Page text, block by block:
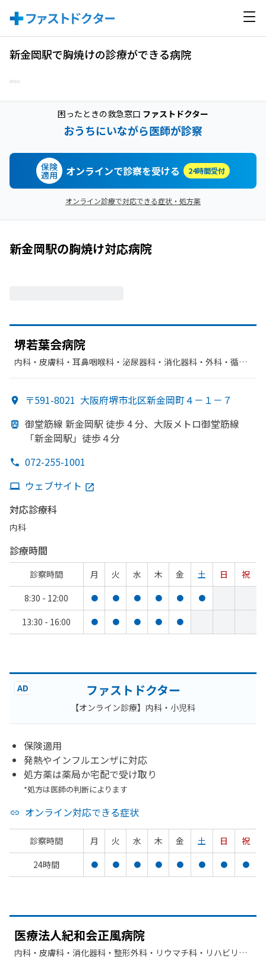
新金岡駅で胸焼けの診療ができる病院
困ったときの救急窓口 ファストドクター
おうちにいながら医師が診察
保険
適用 オンラインで診察を受ける 24時間受付
オンライン診療で対応できる症状・処方薬
新金岡駅の胸焼け対応病院
堺若葉会病院
内科・​皮膚科・​耳鼻咽喉科・​泌尿器科・​消化器科・​外科・​循環
〒591-8021 大阪府堺市北区新金岡町４－１－７
御堂筋線 新金岡駅 徒歩 4 分、 大阪メトロ御堂筋線
「新金岡駅」 徒歩４分
072-255-1001
ウェブサイト
対応診療科
内科
診療時間
診察時間 月 火 水 木 金 土 日
祝
8:30 - 12:00
● ● ● ● ● ●
13:30 - 16:00 ● ● ● ● ●
AD ファストドクター
【オンライン診療】内科・小児科
保険適用
発熱やインフルエンザに対応
処方薬は薬局か宅配で受け取り
*処方は医師の判断によります
オンライン対応できる症状
診察時間 月 火 水 木 金 土 日
祝
24時間
● ● ● ● ● ● ● ●
医療法人紀和会正風病院
内科・​皮膚科・​消化器科・​整形外科・​リウマチ科・​リハビリテ